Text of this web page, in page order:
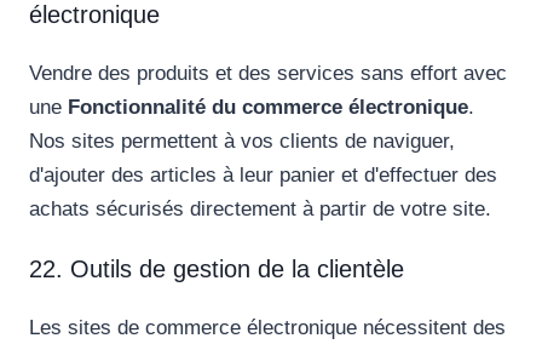
électronique
Vendre des produits et des services sans effort avec
une Fonctionnalité du commerce électronique.
Nos sites permettent à vos clients de naviguer,
d'ajouter des articles à leur panier et d'effectuer des
achats sécurisés directement à partir de votre site.
22. Outils de gestion de la clientèle
Les sites de commerce électronique nécessitent des